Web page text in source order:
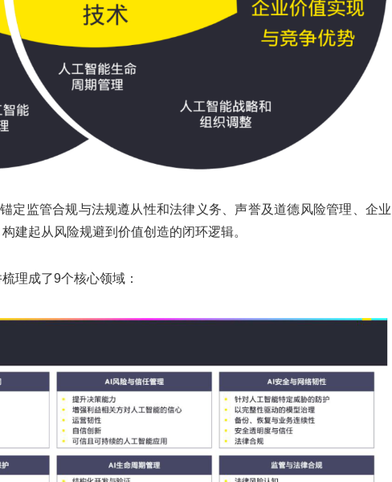
定监管合规与法规遵从性和法律义务、声誉及道德风险管理、企业
建起从风险规避到价值创造的闭环逻辑。
理成了9个核心领域：